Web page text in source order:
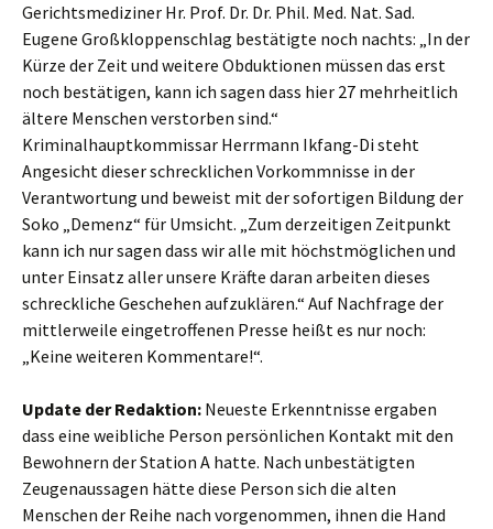
Gerichtsmediziner Hr. Prof. Dr. Dr. Phil. Med. Nat. Sad.
Eugene Großkloppenschlag bestätigte noch nachts: „In der
Kürze der Zeit und weitere Obduktionen müssen das erst
noch bestätigen, kann ich sagen dass hier 27 mehrheitlich
ältere Menschen verstorben sind.“
Kriminalhauptkommissar Herrmann Ikfang-Di steht
Angesicht dieser schrecklichen Vorkommnisse in der
Verantwortung und beweist mit der sofortigen Bildung der
Soko „Demenz“ für Umsicht. „Zum derzeitigen Zeitpunkt
kann ich nur sagen dass wir alle mit höchstmöglichen und
unter Einsatz aller unsere Kräfte daran arbeiten dieses
schreckliche Geschehen aufzuklären.“ Auf Nachfrage der
mittlerweile eingetroffenen Presse heißt es nur noch:
„Keine weiteren Kommentare!“.
Update der Redaktion: Neueste Erkenntnisse ergaben
dass eine weibliche Person persönlichen Kontakt mit den
Bewohnern der Station A hatte. Nach unbestätigten
Zeugenaussagen hätte diese Person sich die alten
Menschen der Reihe nach vorgenommen, ihnen die Hand